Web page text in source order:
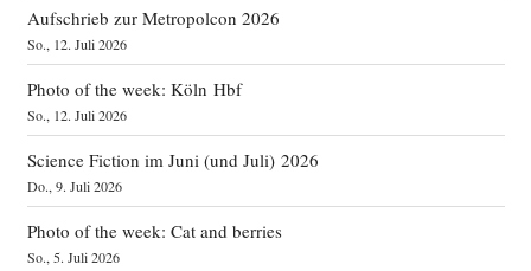
Aufschrieb zur Metropolcon 2026
So., 12. Juli 2026
Photo of the week: Köln Hbf
So., 12. Juli 2026
Science Fiction im Juni (und Juli) 2026
Do., 9. Juli 2026
Photo of the week: Cat and berries
So., 5. Juli 2026